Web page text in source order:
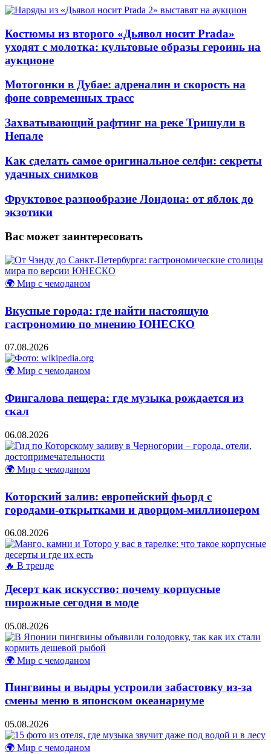
Костюмы из второго «Дьявол носит Prada»
уходят с молотка: культовые образы героинь на
аукционе
Мотогонки в Дубае: адреналин и скорость на
фоне современных трасс
Захватывающий рафтинг на реке Тришули в
Непале
Как сделать самое оригинальное селфи: секреты
удачных снимков
Фруктовое разнообразие Лондона: от яблок до
экзотики
Вас может заинтересовать
🌍 Мир с чемоданом
Вкусные города: где найти настоящую
гастрономию по мнению ЮНЕСКО
07.08.2026
🌍 Мир с чемоданом
Фингалова пещера: где музыка рождается из
скал
06.08.2026
🌍 Мир с чемоданом
Которский залив: европейский фьорд с
городами-открытками и дворцом-миллионером
06.08.2026
🔥 В тренде
Десерт как искусство: почему корпусные
пирожные сегодня в моде
05.08.2026
🌍 Мир с чемоданом
Пингвины и выдры устроили забастовку из-за
смены меню в японском океанариуме
05.08.2026
🌍 Мир с чемоданом